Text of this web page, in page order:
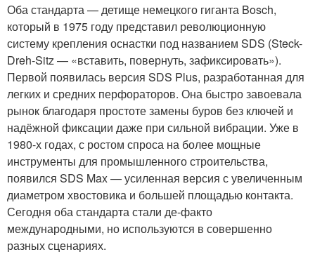
Оба стандарта — детище немецкого гиганта Bosch,
который в 1975 году представил революционную
систему крепления оснастки под названием SDS (Steck-
Dreh-Sitz — «вставить, повернуть, зафиксировать»).
Первой появилась версия SDS Plus, разработанная для
легких и средних перфораторов. Она быстро завоевала
рынок благодаря простоте замены буров без ключей и
надёжной фиксации даже при сильной вибрации. Уже в
1980-х годах, с ростом спроса на более мощные
инструменты для промышленного строительства,
появился SDS Max — усиленная версия с увеличенным
диаметром хвостовика и большей площадью контакта.
Сегодня оба стандарта стали де-факто
международными, но используются в совершенно
разных сценариях.